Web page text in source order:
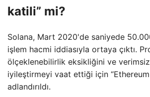
katili” mi?
Solana, Mart 2020'de saniyede
işlem hacmi iddiasıyla ortaya çıktı.
ölçeklenebilirlik eksikliğini ve
iyileştirmeyi vaat ettiği için
adlandırıldı.